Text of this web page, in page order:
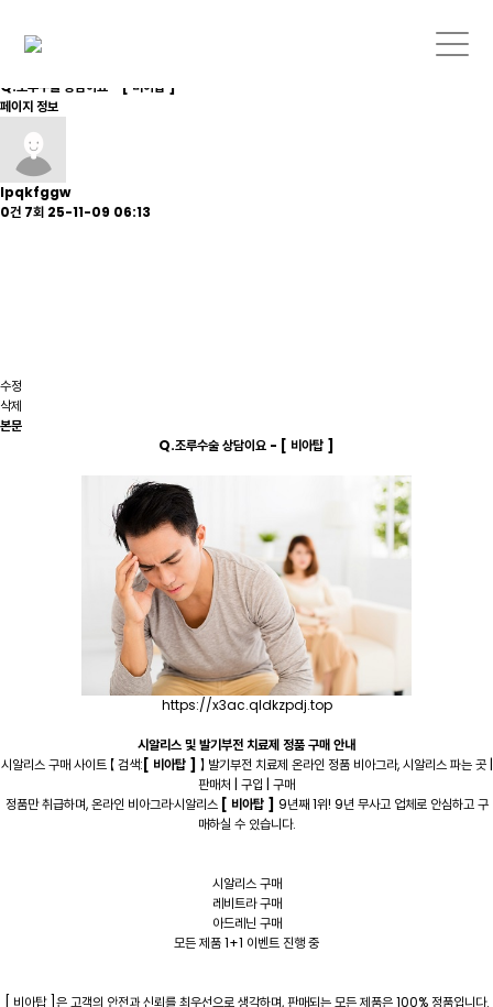
Q.조루수술 상담이요 - [ 비아탑 ]
페이지 정보
lpqkfggw
0건 7회 25-11-09 06:13
수정
삭제
본문
Q.조루수술 상담이요 - [ 비아탑 ]
https://x3ac.qldkzpdj.top
시­알리스 및 발기부전 치료제 정품 구매 안내
시­알리스 구매 사이트 【 검색: [ 비아탑 ] 】 발기부전 치료제 온라인 정품 비아그라, 시­알리스 파는 곳 |
판매처 | 구입 | 구매
정품만 취급하며, 온라인 비아그라·시­알리스 [ 비아탑 ] 9년째 1위! 9년 무사고 업체로 안심하고 구
매하실 수 있습니다.
시­알리스 구매
레비트라 구매
아드레닌 구매
모든 제품 1+1 이벤트 진행 중
[ 비아탑 ]은 고객의 안전과 신뢰를 최우선으로 생각하며, 판매되는 모든 제품은 100% 정품입니다.